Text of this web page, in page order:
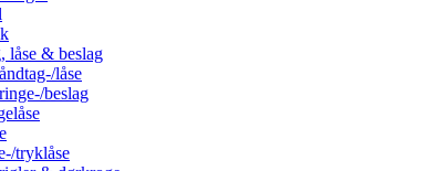
låse & beslag
låse
beslag
tryklåse